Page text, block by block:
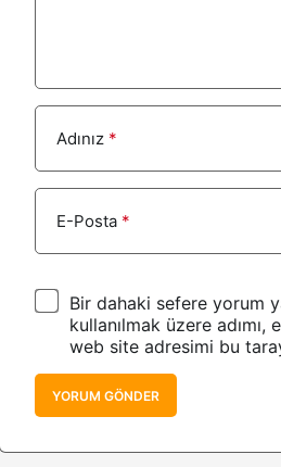
Adınız *
E-Posta *
Bir dahaki sefere yorum
kullanılmak üzere
web site adresimi bu
YORUM GÖNDER